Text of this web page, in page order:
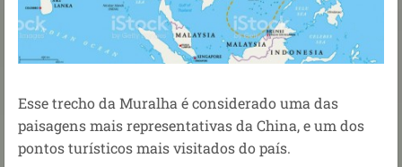
Esse trecho da Muralha é considerado uma das
paisagens mais representativas da China, e um dos
pontos turísticos mais visitados do país.